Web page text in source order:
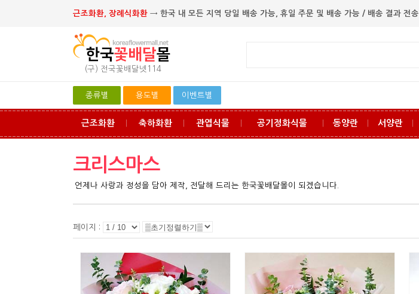
근조화환, 장례식화환 → 한국 내 모든 지역 당일 배송 가능, 휴일 주문 및 배송 가능 / 배송 결과 전송
(구) 전국꽃배달넷114
종류별 용도별 이벤트별
근조화환 축하화환 관엽식물 공기정화식물 동양란 서양란
크리스마스
언제나 사랑과 정성을 담아 제작, 전달해 드리는 한국꽃배달몰이 되겠습니다.
페이지 :